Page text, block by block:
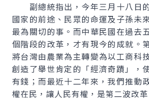
副總統指出，今年三月十八日
國家的前途、民眾的命運及子孫未
最為關切的事。而中華民國在過去
個階段的改革，才有現今的成就。
將台灣由農業為主轉變為以工商科
創造了舉世肯定的「經濟奇蹟」，
有錢；而最近十二年來，我們推動
權在民，讓人民有權，是第二波改革